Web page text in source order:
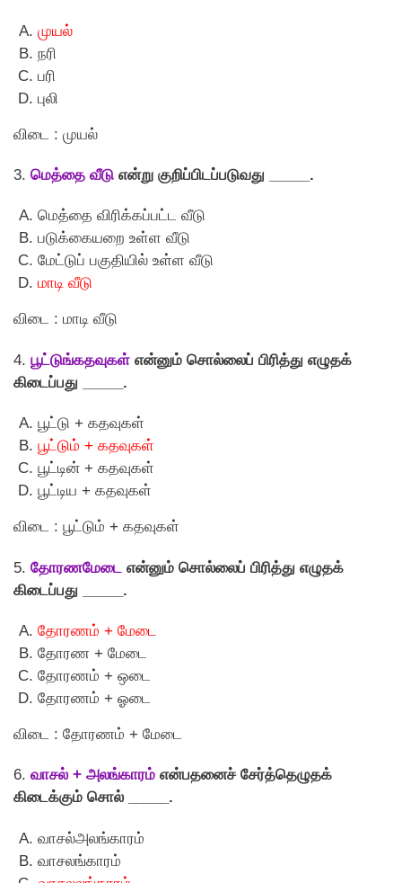
முயல்
நரி
பரி
புலி
விடை : முயல்
3. மெத்தை வீடு என்று குறிப்பிடப்படுவது _____.
மெத்தை விரிக்கப்பட்ட வீடு
படுக்கையறை உள்ள வீடு
மேட்டுப் பகுதியில் உள்ள வீடு
மாடி வீடு
விடை : மாடி வீடு
4. பூட்டுங்கதவுகள் என்னும் சொல்லைப் பிரித்து எழுதக்
கிடைப்பது _____.
பூட்டு + கதவுகள்
பூட்டும் + கதவுகள்
பூட்டின் + கதவுகள்
பூட்டிய + கதவுகள்
விடை : பூட்டும் + கதவுகள்
5. தோரணமேடை என்னும் சொல்லைப் பிரித்து எழுதக்
கிடைப்பது _____.
தோரணம் + மேடை
தோரண + மேடை
தோரணம் + ஒடை
தோரணம் + ஓடை
விடை : தோரணம் + மேடை
6. வாசல் + அலங்காரம் என்பதனைச் சேர்த்தெழுதக்
கிடைக்கும் சொல் _____.
வாசல்அலங்காரம்
வாசலங்காரம்